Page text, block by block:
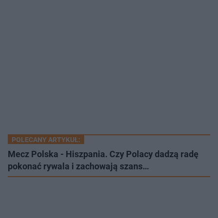
POLECANY ARTYKUŁ:
Mecz Polska - Hiszpania. Czy Polacy dadzą radę
pokonać rywala i zachowają szans…